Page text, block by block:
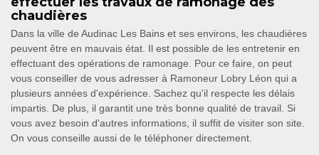
chaudières
Dans la ville de Audinac Les Bains et ses environs, les chaudières
peuvent être en mauvais état. Il est possible de les entretenir en
effectuant des opérations de ramonage. Pour ce faire, on peut
vous conseiller de vous adresser à Ramoneur Lobry Léon qui a
plusieurs années d'expérience. Sachez qu'il respecte les délais
impartis. De plus, il garantit une très bonne qualité de travail. Si
vous avez besoin d'autres informations, il suffit de visiter son site.
On vous conseille aussi de le téléphoner directement.